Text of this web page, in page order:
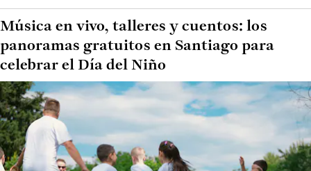
Música en vivo, talleres y cuentos: los
panoramas gratuitos en Santiago para
celebrar el Día del Niño